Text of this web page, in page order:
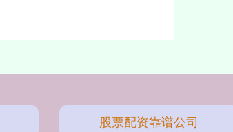
股票配资靠谱公司